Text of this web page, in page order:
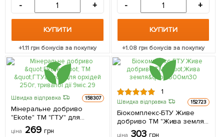
- +
КУПИТИ
+1.11 грн бонусів за покупку
- +
КУПИТИ
+1.08 грн бонусів за покупку
Швидка відправка 158307
Мінеральне добриво
"Ekote" ТМ "ГТУ" для
орхідей 250г, тривалої дії
9міс.
ціна 269 грн
1
Швидка відправка 152723
Біокомплекс-БТУ Живе
добриво ТМ "Жива земля"
500мл
ціна 303 грн